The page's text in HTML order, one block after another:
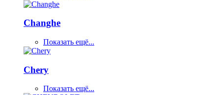
Changhe
Показать ещё...
Chery
Показать ещё...